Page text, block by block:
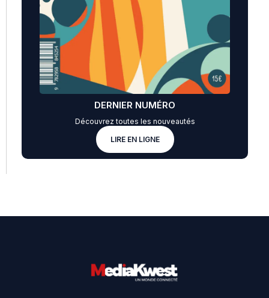
DERNIER NUMÉRO
Découvrez toutes les nouveautés
LIRE EN LIGNE